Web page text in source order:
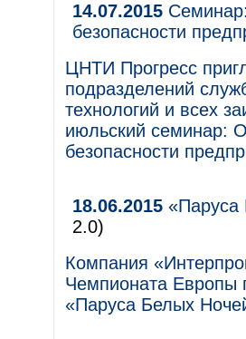
14.07.2015
безопасности
ЦНТИ Прогресс
подразделений
технологий и всех
июльский семинар:
безопасности
18.06.2015
2.0)
Компания
Чемпионата
«Паруса Белых